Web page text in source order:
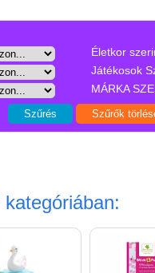
Életkor
Játékosok
MÁRKA
kategóriában: